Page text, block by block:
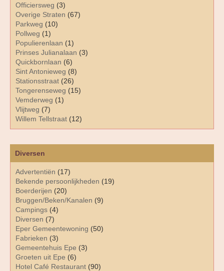
Diversen
Advertentiën (17)
Bekende persoonlijkheden (19)
Boerderijen (20)
Bruggen/Beken/Kanalen (9)
Campings (4)
Diversen (7)
Eper Gemeentewoning (50)
Fabrieken (3)
Gemeentehuis Epe (3)
Groeten uit Epe (6)
Hotel Café Restaurant (90)
Officiersweg (3)
Overige Straten (67)
Parkweg (10)
Pollweg (1)
Populierenlaan (1)
Prinses Julianalaan (3)
Quickbornlaan (6)
Sint Antonieweg (8)
Stationsstraat (26)
Tongerenseweg (15)
Vemderweg (1)
Vlijtweg (7)
Willem Tellstraat (12)